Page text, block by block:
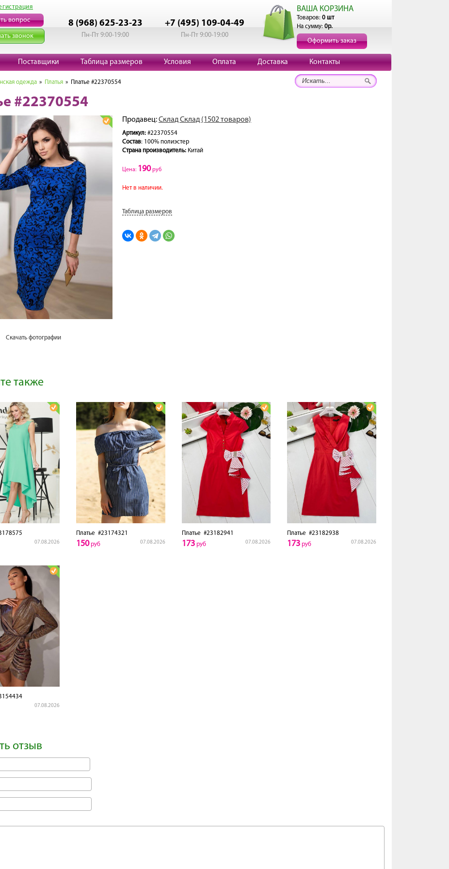
вопрос
звонок
8 (968) 625-23-23
Пн-Пт 9:00-19:00
+7 (495) 109-04-49
Пн-Пт 9:00-19:00
ВАША КОРЗИНА
Товаров: 0 шт
На сумму: 0р.
Оформить заказ
Поставщики Таблица размеров Условия Оплата Доставка Контакты
одежда » Платья » Платье #22370554
#22370554
Скачать фотографии
Продавец:Склад Склад (1502 товаров)
Артикул: #22370554
Состав: 100% полиэстер
Страна производитель: Китай
Цена: 190руб
Нет в наличии.
Таблица размеров
также
07.08.2026
Платье #23174321
07.08.2026
150руб
Платье #23182941
07.08.2026
173руб
Платье #23182938
07.08.2026
173 руб
07.08.2026
отзыв